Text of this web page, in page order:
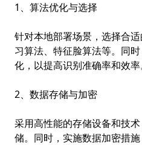
1、算法优化与选择
针对本地部署场景，选择合
习算法、特征脸算法等。同
化，以提高识别准确率和效率
2、数据存储与加密
采用高性能的存储设备和技
储。同时，实施数据加密措